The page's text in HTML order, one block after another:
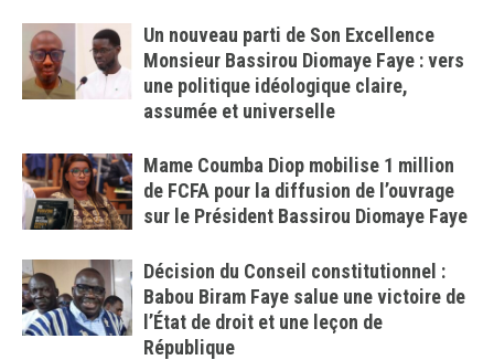
Un nouveau parti de Son Excellence
Monsieur Bassirou Diomaye Faye : vers
une politique idéologique claire,
assumée et universelle
Mame Coumba Diop mobilise 1 million
de FCFA pour la diffusion de l’ouvrage
sur le Président Bassirou Diomaye Faye
Décision du Conseil constitutionnel :
Babou Biram Faye salue une victoire de
l’État de droit et une leçon de
République